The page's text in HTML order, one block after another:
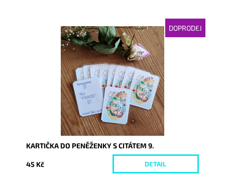
DOPRODEJ
Dostupnost:
Momentálně nedostupné
6338
KARTIČKA DO PENĚŽENKY S CITÁTEM 9.
45 Kč DETAIL